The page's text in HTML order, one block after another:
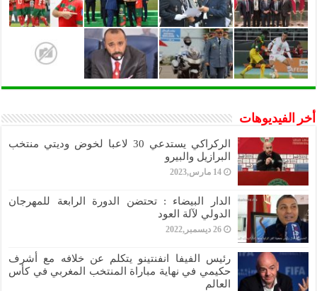
أخر الفيديوهات
الركراكي يستدعي 30 لاعبا لخوض وديتي منتخب
البرازيل والبيرو
14 مارس,2023
الدار البيضاء : تحتضن الدورة الرابعة للمهرجان
الدولي لآلة العود
26 ديسمبر,2022
رئيس الفيفا انفنتينو يتكلم عن خلافه مع أشرف
حكيمي في نهاية مباراة المنتخب المغربي في كأس
العالم